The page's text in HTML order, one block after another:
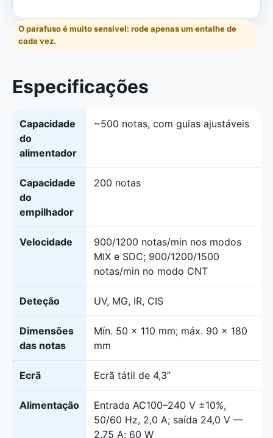
O parafuso é muito sensível: rode apenas um entalhe de
cada vez.
Especificações
Capacidade
do
alimentador
~500 notas, com guias ajustáveis
Capacidade
do
empilhador
200 notas
Velocidade
900/1200 notas/min nos modos
MIX e SDC; 900/1200/1500
notas/min no modo CNT
Deteção UV, MG, IR, CIS
Dimensões
das notas
Mín. 50 × 110 mm; máx. 90 × 180
mm
Ecrã Ecrã tátil de 4,3”
Alimentação
Entrada AC100–240 V ±10%,
50/60 Hz, 2,0 A; saída 24,0 V —
2,75 A; 60 W